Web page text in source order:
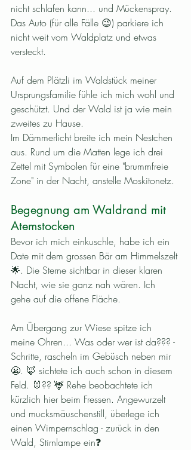
nicht schlafen kann... und Mückenspray.
Das Auto (für alle Fälle 😉) parkiere ich
nicht weit vom Waldplatz und etwas
versteckt.
Auf dem Plätzli im Waldstück meiner
Ursprungsfamilie fühle ich mich wohl und
geschützt. Und der Wald ist ja wie mein
zweites zu Hause.
Im Dämmerlicht breite ich mein Nestchen
aus. Rund um die Matten lege ich drei
Zettel mit Symbolen für eine "brummfreie
Zone" in der Nacht, anstelle Moskitonetz.
Begegnung am Waldrand mit
Atemstocken
Bevor ich mich einkuschle, habe ich ein
Date mit dem grossen Bär am Himmelszelt
🌟. Die Sterne sichtbar in dieser klaren
Nacht, wie sie ganz nah wären. Ich
gehe auf die offene Fläche.
Am Übergang zur Wiese spitze ich
meine Ohren... Was oder wer ist da??? -
Schritte, rascheln im Gebüsch neben mir
😬. 🦊 sichtete ich auch schon in diesem
Feld. 🐰?? 🦌 Rehe beobachtete ich
kürzlich hier beim Fressen. Angewurzelt
und mucksmäuschenstill, überlege ich
einen Wimpernschlag - zurück in den
Wald, Stirnlampe ein❓